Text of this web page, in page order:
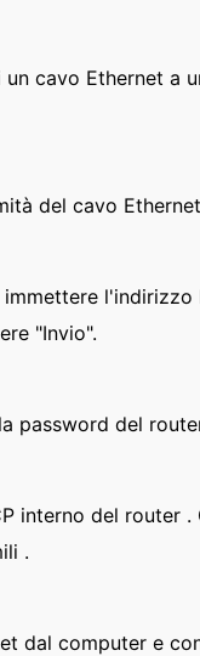
cavo Ethernet a
del cavo
"Invio".
password del
interno del router
.
dal computer e